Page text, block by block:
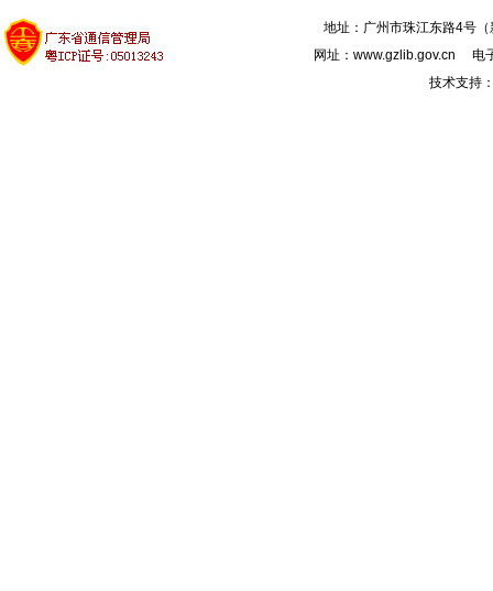
地址：广州市珠江东路4
网址：www.gzlib.gov.cn 电
技术支持